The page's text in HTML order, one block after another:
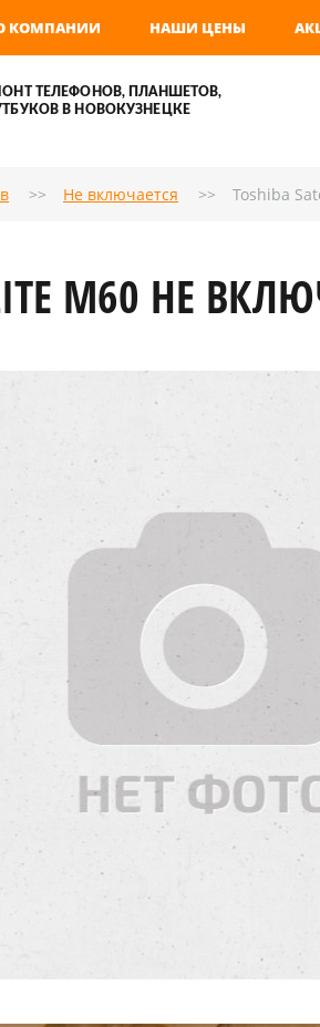
КОМПАНИИ НАШИ ЦЕНЫ
ТЕЛЕФОНОВ, ПЛАНШЕТОВ,
В НОВОКУЗНЕЦКЕ
Не включается Toshiba
M60 НЕ